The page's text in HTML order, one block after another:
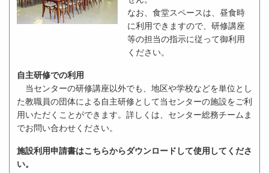
なお、食堂スペースは、昼食時
に利用できますので、研修講座
等の担当の指示に従って御利用
ください。
自主研修での利用
当センターの研修講座以外でも、地区や学校などを単位とし
た教職員の団体による自主研修として当センターの施設をご利
用いただくことができます。詳しくは、センター総務チームま
でお問い合わせください。
施設利用申請書はこちらからダウンロードして使用してくださ
い。